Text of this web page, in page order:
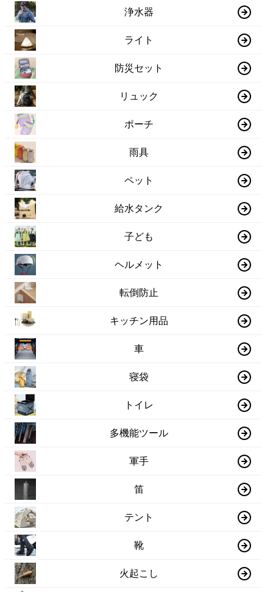
浄水器
ライト
防災セット
リュック
ポーチ
雨具
ペット
給水タンク
子ども
ヘルメット
転倒防止
キッチン用品
車
寝袋
トイレ
多機能ツール
軍手
笛
テント
靴
火起こし